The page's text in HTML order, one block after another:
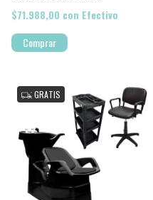
$71.988,00 con Efectivo
1/7
GRATIS